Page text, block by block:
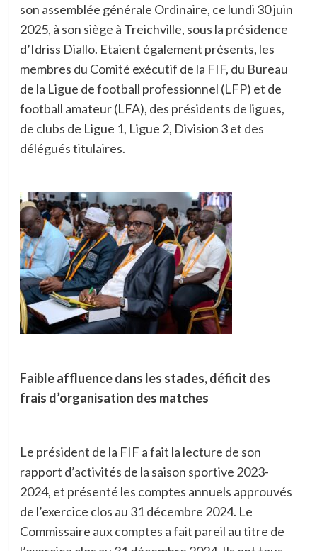
son assemblée générale Ordinaire, ce lundi 30 juin
2025, à son siège à Treichville, sous la présidence
d’Idriss Diallo. Etaient également présents, les
membres du Comité exécutif de la FIF, du Bureau
de la Ligue de football professionnel (LFP) et de
football amateur (LFA), des présidents de ligues,
de clubs de Ligue 1, Ligue 2, Division 3 et des
délégués titulaires.
Faible affluence dans les stades, déficit des
frais d’organisation des matches
Le président de la FIF a fait la lecture de son
rapport d’activités de la saison sportive 2023-
2024, et présenté les comptes annuels approuvés
de l’exercice clos au 31 décembre 2024. Le
Commissaire aux comptes a fait pareil au titre de